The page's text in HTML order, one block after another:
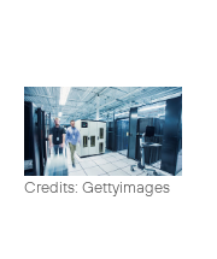
Credits: Gettyimages